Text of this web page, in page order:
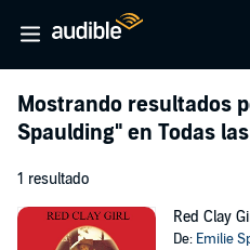
Mostrando resultados
Spaulding" en Todas
1 resultado
Red Clay
De: Emilie